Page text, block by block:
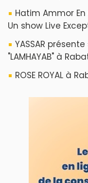
Hatim Ammor
Un show Live
YASSAR
"LAMHAYAB" à
ROSE ROYAL à